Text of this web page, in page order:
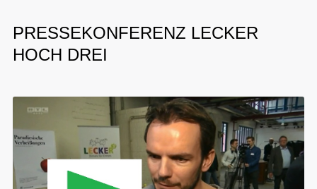
PRESSEKONFERENZ LECKER
HOCH DREI